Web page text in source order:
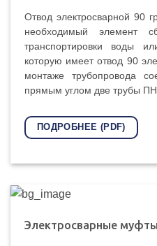
Отвод электросварной 90
необходимый элемент
транспортировки воды
которую имеет отвод 90
монтаже трубопровода
прямым углом две трубы
ПОДРОБНЕЕ (PDF)
Электросварные муфты